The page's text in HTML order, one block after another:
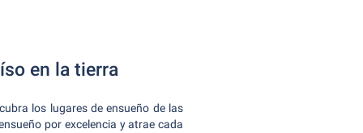
en la tierra
los lugares de ensueño de las
por excelencia y atrae cada